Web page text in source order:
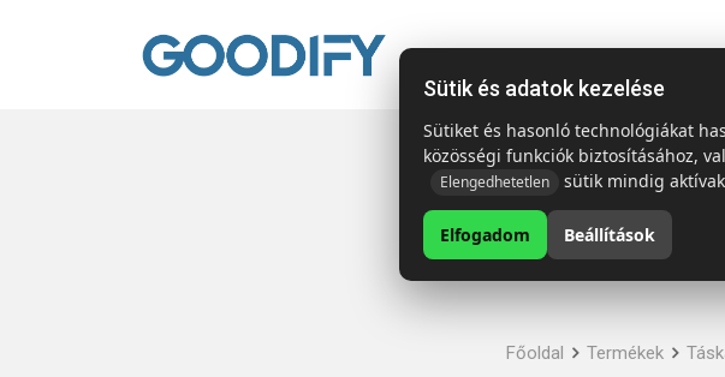
Kezdőlap Termékek
Főoldal Termékek
Sütik és adatok kezelése
Sütiket és hasonló technológiákat
közösségi funkciók biztosításához,
Elengedhetetlen sütik mindig
Elfogadom Beállítások